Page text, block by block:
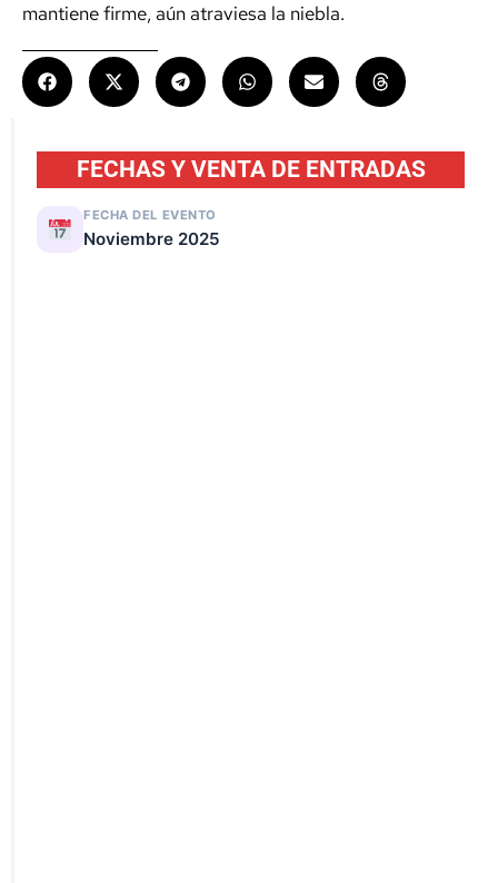
mantiene firme, aún atraviesa la niebla.
FECHAS Y VENTA DE ENTRADAS
FECHA DEL EVENTO
Noviembre 2025